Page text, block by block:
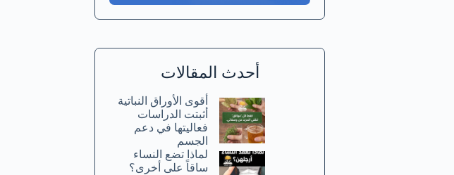
أحدث المقالات
أقوى الأوراق النباتية
أثبتت الدراسات
فعاليتها في دعم
الجسم
لماذا تضع النساء
ساقاً على أخرى؟